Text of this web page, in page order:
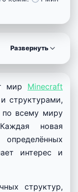
Развернуть
мир Minecraft
структурами,
по всему миру
новая
интерес и
структур,